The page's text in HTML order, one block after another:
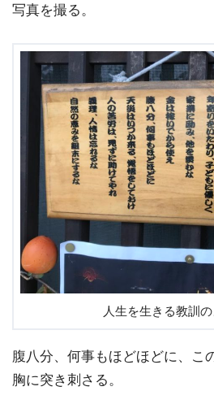
写真を撮る。
人生を生きる教訓の
腹八分、何事もほどほどに、こ
胸に突き刺さる。